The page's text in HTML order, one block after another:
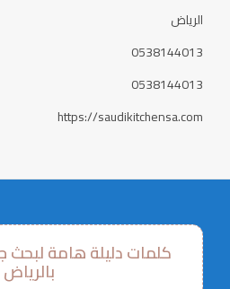
الرياض
0538144013
0538144013
https://saudikitchensa.com
كلمات دليلة هامة
بالرياض